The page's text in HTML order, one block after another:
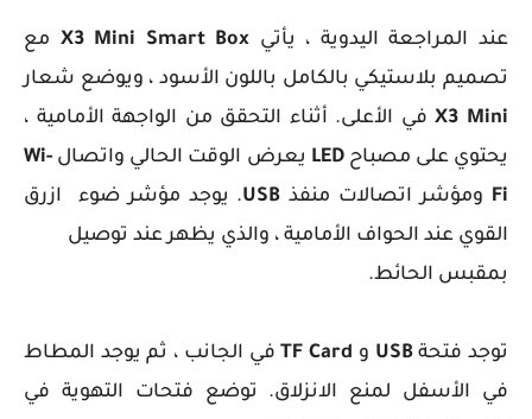
عند المراجعة اليدوية ، يأتي
مع
تصميم بلاستيكي بالكامل باللون الأسود ، ويوضع شعار
X3 Miniفي الأعلى. أثناء التحقق من الواجهة الأمامية ،
يحتوي على مصباحLED يعرض الوقت الحالي واتصال Wi-
Fi ومؤشر اتصالات منفذ USB. يوجد مؤشر ضوء ازرق
القوي عند الحواف الأمامية ، والذي يظهر عند توصيل
بمقبس الحائط.
توجد فتحةUSB و
في الجانب ، ثم يوجد المطاط
في الأسفل لمنع الانزلاق. توضع فتحات التهوية في